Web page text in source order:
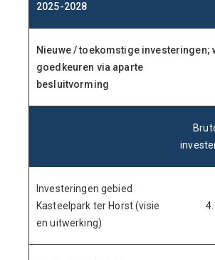
2025-2028
Nieuwe / toekomstige
goedkeuren via aparte
besluitvorming
Investeringen gebied
Kasteelpark ter Horst (visie
en uitwerking)